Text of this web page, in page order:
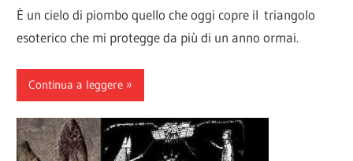
È un cielo di piombo quello che oggi copre il triangolo
esoterico che mi protegge da più di un anno ormai.
Continua a leggere